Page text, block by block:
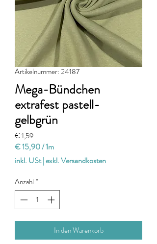
Artikelnummer: 24187
Mega-Bündchen
extrafest pastell-
gelbgrün
€ 1,59Preis
€ 15,90/1m
€ 15,90
pro
1
Meter
inkl. USt|exkl. Versandkosten
Anzahl *
In den Warenkorb